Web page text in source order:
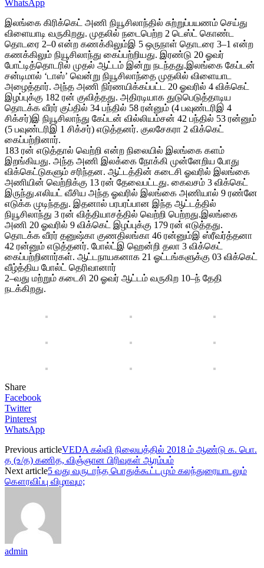
WhatsApp
இலங்கை கிரிக்கெட் அணி நியூசிலாந்தில் சுற்றுப்பயணம் செய்து
விளையாடி வருகிறது. முதலில் நடைபெற்ற 2 டெஸ்ட் கொண்ட
தொடரை 2–0 என்ற கணக்கிலும்இ 5 ஒருநாள் தொடரை 3–1 என்ற
கணக்கிலும் நியூசிலாந்து கைப்பற்றியது. இரண்டு 20 ஓவர்
போட்டித்தொடரில் முதல் ஆட்டம் இன்று நடந்தது.இலங்கை கேப்டன்
சன்டிமால் ‘டாஸ்’ வென்று நியூசிலாந்தை முதலில் விளையாட
அழைத்தார். அந்த அணி நிர்ணயிக்கப்பட்ட 20 ஓவரில் 4 விக்கெட்
இழப்புக்கு 182 ரன் குவித்தது. அதிரடியாக துடுபெடுத்தாடிய
தொடக்க வீரர் குப்தில் 34 பந்தில் 58 ரன்னும் (4 பவுண்டரிஇ 4
சிக்சர்)இ நியூசிலாந்து கேப்டன் வில்லியம்சன் 42 பந்தில் 53 ரன்னும்
(5 பவுண்டரிஇ 1 சிக்சர்) எடுத்தனர். குலசேகரா 2 விக்கெட்
கைப்பற்றினார்.
183 ரன் எடுத்தால் வெற்றி என்ற நிலையில் இலங்கை களம்
இறங்கியது. அந்த அணி இலக்கை நோக்கி முன்னேறிய போது
விக்கெட்டுகளும் சரிந்தன. ஆட்டத்தின் கடைசி ஓவரில் இலங்கை
அணியின் வெற்றிக்கு 13 ரன் தேவைபட்டது. கைவசம் 3 விக்கெட்
இருந்து.எலியட் வீசிய அந்த ஓவரில் இலங்கை அணியால் 9 ரண்னே
எடுக்க முடிந்தது. இதனால் பரபரப்பான இந்த ஆட்டத்தில்
நியூசிலாந்து 3 ரன் வித்தியாசத்தில் வெற்றி பெற்றது.இலங்கை
அணி 20 ஓவரில் 9 விக்கெட் இழப்புக்கு 179 ரன் எடுத்தது.
தொடக்க வீரர் தனுஷ்கா குணதிலங்கா 46 ரன்னும்இ ஸ்ரீவர்த்தனா
42 ரன்னும் எடுத்தனர். போல்ட்இ ஹென்றி தலா 3 விக்கெட்
கைப்பற்றினார்கள். ஆட்டநாயகனாக 21 ஓட்டங்களுக்கு 03 விக்கெட்
வீழ்த்திய போல்ட் தெரிவானார்
2–வது மற்றும் கடைசி 20 ஓவர் ஆட்டம் வருகிற 10–ந் தேதி
நடக்கிறது.
Share
Facebook
Twitter
Pinterest
WhatsApp
Previous articleVEDA கல்வி நிலையத்தில் 2018 ம் ஆண்டு க. பொ.
த (உ/த) கணித, விஞ்ஞான பிரிவுகள் ஆரம்பம்
Next article5 வது வருடாந்த பொதுக்கூட்டமும் கலந்துரையாடலும்
கௌரவிப்பு விழாவும;
admin